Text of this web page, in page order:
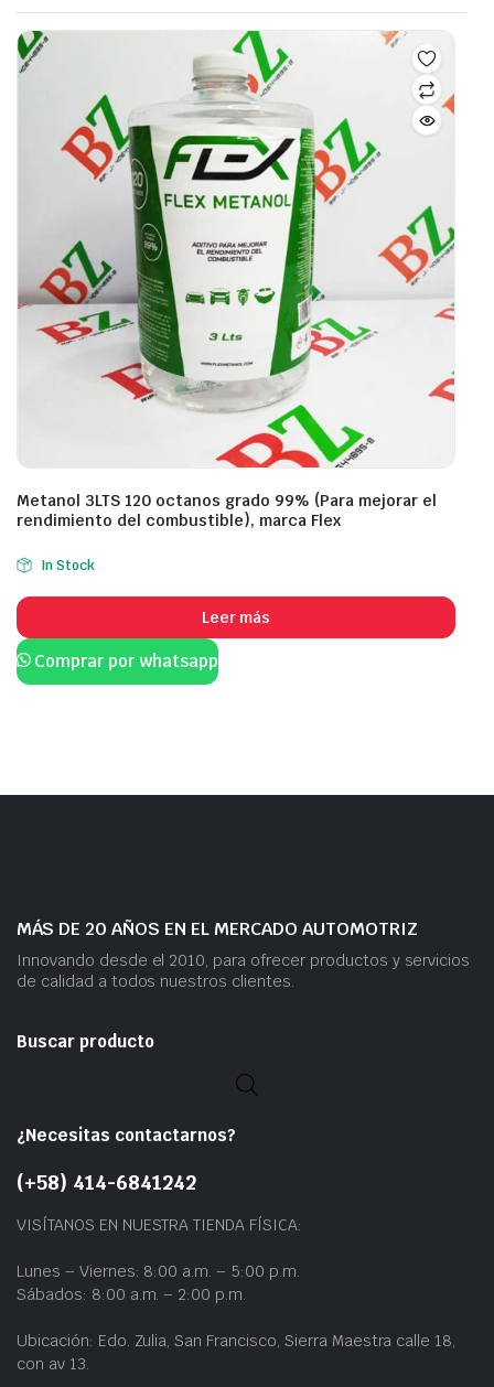
Metanol 3LTS 120 octanos grado 99% (Para mejorar el
rendimiento del combustible), marca Flex
In Stock
Leer más
Comprar por whatsapp
MÁS DE 20 AÑOS EN EL MERCADO AUTOMOTRIZ
Innovando desde el 2010, para ofrecer productos y servicios
de calidad a todos nuestros clientes.
Buscar producto
¿Necesitas contactarnos?
(+58) 414-6841242
VISÍTANOS EN NUESTRA TIENDA FÍSICA:
Lunes – Viernes: 8:00 a.m. – 5:00 p.m.
Sábados: 8:00 a.m. – 2:00 p.m.
Ubicación: Edo. Zulia, San Francisco, Sierra Maestra calle 18,
con av 13.